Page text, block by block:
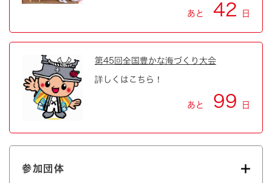
あと 42 日
第45回全国豊かな海づくり大会
詳しくはこちら！
あと 99 日
参加団体